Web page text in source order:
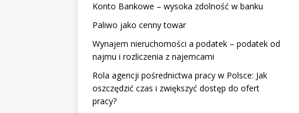
Konto Bankowe – wysoka zdolność w banku
Paliwo jako cenny towar
Wynajem nieruchomości a podatek – podatek od
najmu i rozliczenia z najemcami
Rola agencji pośrednictwa pracy w Polsce: Jak
oszczędzić czas i zwiększyć dostęp do ofert
pracy?